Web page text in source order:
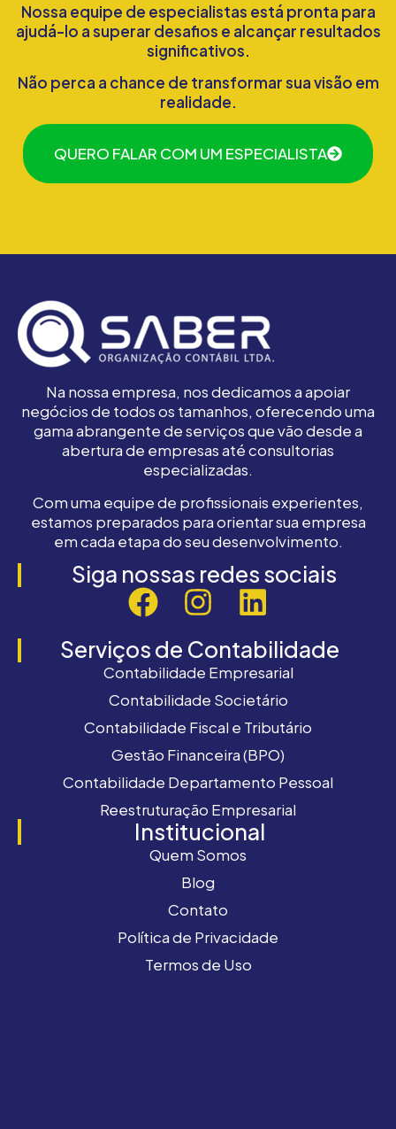
Nossa equipe de especialistas está pronta para
ajudá-lo a superar desafios e alcançar resultados
significativos.
Não perca a chance de transformar sua visão em
realidade.
QUERO FALAR COM UM ESPECIALISTA
Na nossa empresa, nos dedicamos a apoiar
negócios de todos os tamanhos, oferecendo uma
gama abrangente de serviços que vão desde a
abertura de empresas até consultorias
especializadas.
Com uma equipe de profissionais experientes,
estamos preparados para orientar sua empresa
em cada etapa do seu desenvolvimento.
Siga nossas redes sociais
Serviços de Contabilidade
Contabilidade Empresarial
Contabilidade Societário
Contabilidade Fiscal e Tributário
Gestão Financeira (BPO)
Contabilidade Departamento Pessoal
Reestruturação Empresarial
Institucional
Quem Somos
Blog
Contato
Política de Privacidade
Termos de Uso